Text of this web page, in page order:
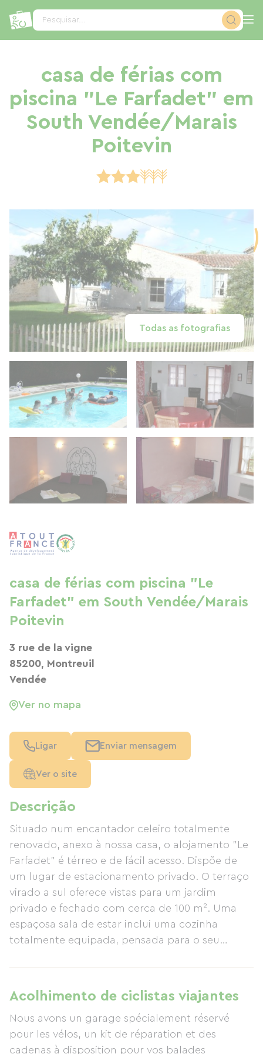
Pesquisar...
casa de férias com
piscina "Le Farfadet" em
South Vendée/Marais
Poitevin
Todas as fotografias
Descrição
Situado num encantador celeiro totalmente
renovado, anexo à nossa casa, o alojamento "Le
Farfadet" é térreo e de fácil acesso. Dispõe de
um lugar de estacionamento privado. O terraço
virado a sul oferece vistas para um jardim
privado e fechado com cerca de 100 m². Uma
espaçosa sala de estar inclui uma cozinha
totalmente equipada, pensada para o seu
loiça, cafeteira, chaleira, torradeira, loiça, etc.).
Existe uma mesa com cinco cadeiras e, na sala
de estar, um sofá-cama com um colchão muito
confortável, uma poltrona e uma televisão com
acesso Wi-Fi. Um quarto amplo tem uma cama
Acolhimento de ciclistas viajantes
Nous avons un garage spécialement réservé
pour les vélos, un kit de réparation et des
cadenas à disposition pour vos balades
casa de férias com piscina "Le
Farfadet" em South Vendée/Marais
Poitevin
3 rue de la vigne
85200, Montreuil
Vendée
Ver no mapa
Ligar Enviar mensagem
Ver o site
Painel de Gerenciamento de Cookies